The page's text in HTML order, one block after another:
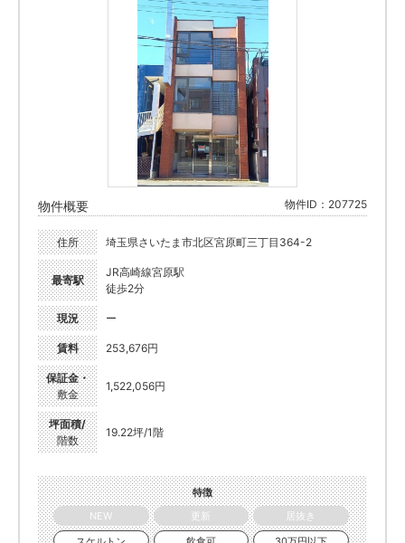
物件概要 物件ID：207725
住所 埼玉県さいたま市北区宮原町三丁目364-2
最寄駅
JR高崎線宮原駅
徒歩2分
現況 ー
賃料 253,676円
保証金・
敷金
1,522,056円
坪面積/
階数
19.22坪/1階
特徴
NEW
更新
居抜き